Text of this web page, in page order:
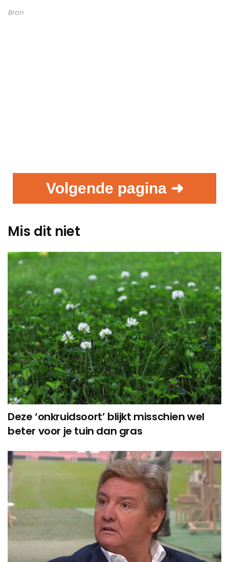
Bron
Volgende pagina ➜
Mis dit niet
Deze ‘onkruidsoort’ blijkt misschien wel
beter voor je tuin dan gras